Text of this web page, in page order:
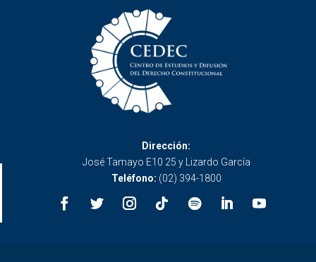
Dirección:
José Tamayo E10 25 y Lizardo García
Teléfono: (02) 394-1800